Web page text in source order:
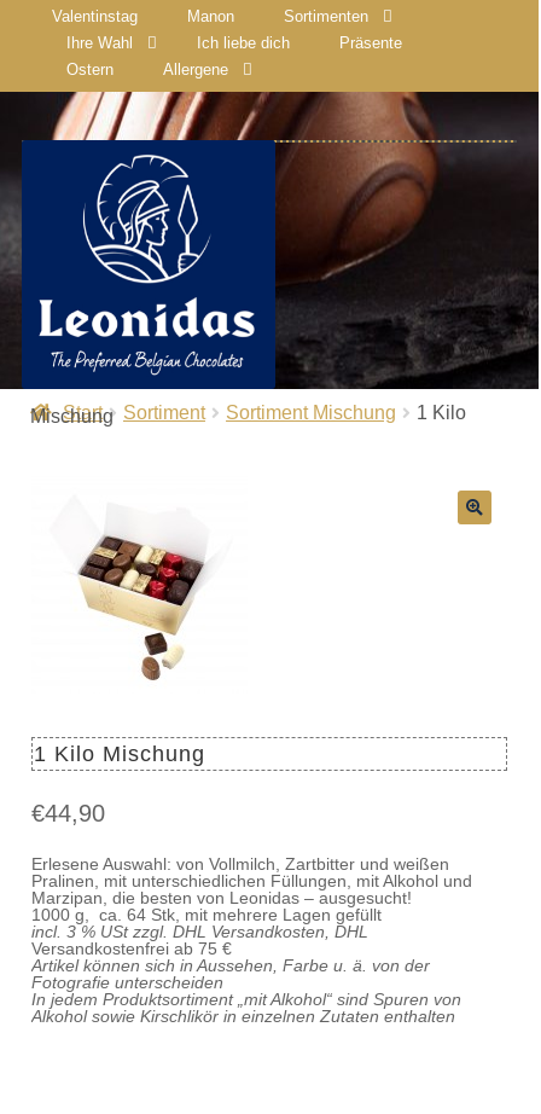
Valentinstag Manon
Sortimenten
Ihre Wahl
Ich liebe dich
Präsente
Ostern
Allergene
Start Sortiment Sortiment Mischung 1 Kilo
Mischung
1 Kilo Mischung
€44,90
Erlesene Auswahl: von Vollmilch, Zartbitter und weißen
Pralinen, mit unterschiedlichen Füllungen, mit Alkohol und
Marzipan, die besten von Leonidas – ausgesucht!
1000 g, ca. 64 Stk, mit mehrere Lagen gefüllt
incl. 3 % USt zzgl. DHL Versandkosten, DHL
Versandkostenfrei ab 75 €
Artikel können sich in Aussehen, Farbe u. ä. von der
Fotografie unterscheiden
In jedem Produktsortiment „mit Alkohol“ sind Spuren von
Alkohol sowie Kirschlikör in einzelnen Zutaten enthalten